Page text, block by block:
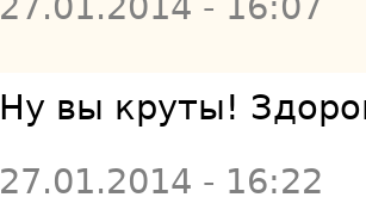
Ну вы круты!
27.01.2014 - 16:22